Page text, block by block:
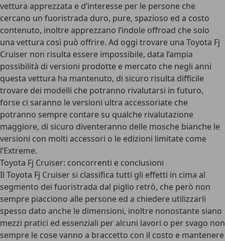
vettura apprezzata e d’interesse per le persone che
cercano un fuoristrada duro, pure, spazioso ed a costo
contenuto, inoltre apprezzano l’indole offroad che solo
una vettura così può offrire. Ad oggi trovare una Toyota Fj
Cruiser non risulta essere impossibile, data l’ampia
possibilità di versioni prodotte e mercato che negli anni
questa vettura ha mantenuto, di sicuro risulta difficile
trovare dei modelli che potranno rivalutarsi in futuro,
forse ci saranno le versioni ultra accessoriate che
potranno sempre contare su qualche rivalutazione
maggiore, di sicuro diventeranno delle mosche bianche le
versioni con molti accessori o le edizioni limitate come
l’Extreme.
Toyota Fj Cruiser: concorrenti e conclusioni
Il Toyota Fj Cruiser si classifica tutti gli effetti in cima al
segmento dei fuoristrada dal piglio retrò, che però non
sempre piacciono alle persone ed a chiedere utilizzarli
spesso dato anche le dimensioni, inoltre nonostante siano
mezzi pratici ed essenziali per alcuni lavori o per svago non
sempre le cose vanno a braccetto con il costo e mantenere